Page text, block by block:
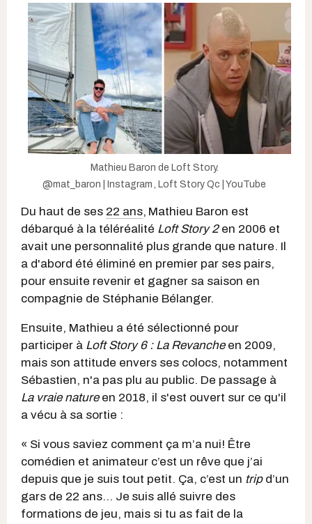
Mathieu Baron de Loft Story.
@mat_baron | Instagram , Loft Story Qc | YouTube
Du haut de ses 22 ans, Mathieu Baron est
débarqué à la téléréalité Loft Story 2en 2006 et
avait une personnalité plus grande que nature. Il
a d'abord été éliminé en premier par ses pairs,
pour ensuite revenir et gagner sa saison en
compagnie de Stéphanie Bélanger.
Ensuite, Mathieu a été sélectionné pour
participer à Loft Story 6 : La Revancheen 2009,
mais son attitude envers ses colocs, notamment
Sébastien, n'a pas plu au public. De passage à
La vraie natureen 2018, il s'est ouvert sur ce qu'il
a vécu à sa sortie :
« Si vous saviez comment ça m’a nui! Être
comédien et animateur c’est un rêve que j’ai
depuis que je suis tout petit. Ça, c’est un tripd’un
gars de 22 ans… Je suis allé suivre des
formations de jeu, mais si tu as fait de la